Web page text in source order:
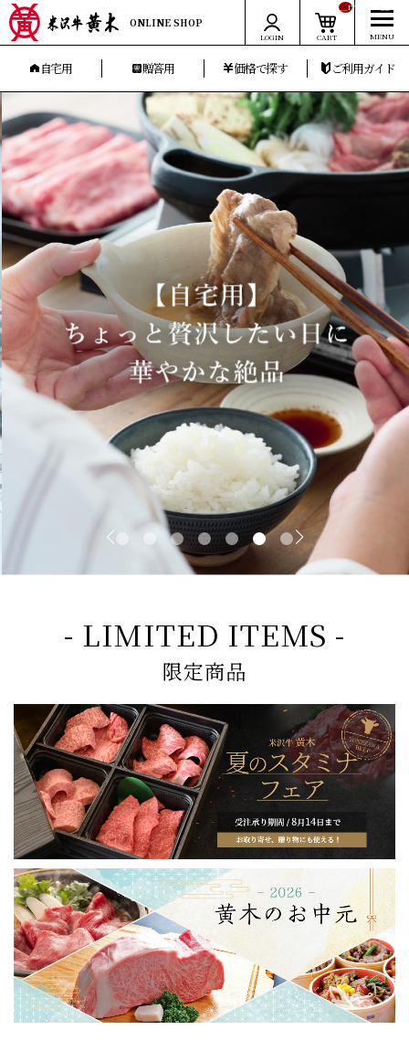
ONLINE SHOP
LOGIN CART
__ITM_CNT__
自宅用 贈答用 価格で探す ご利用ガイド
- LIMITED ITEMS -
限定商品